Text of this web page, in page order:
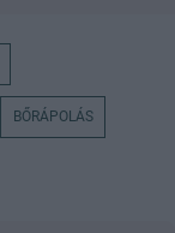
BŐRÁPOLÁS